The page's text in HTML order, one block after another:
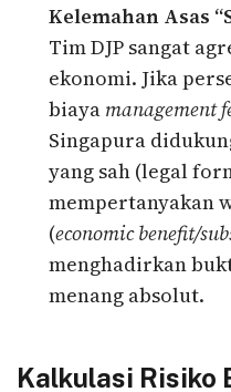
Kelemahan Asas
Tim DJP sangat
ekonomi. Jika
biaya management
Singapura
yang sah (legal
mempertanyakan
(economic benefit/
menghadirkan
menang absolut.
Kalkulasi Risiko